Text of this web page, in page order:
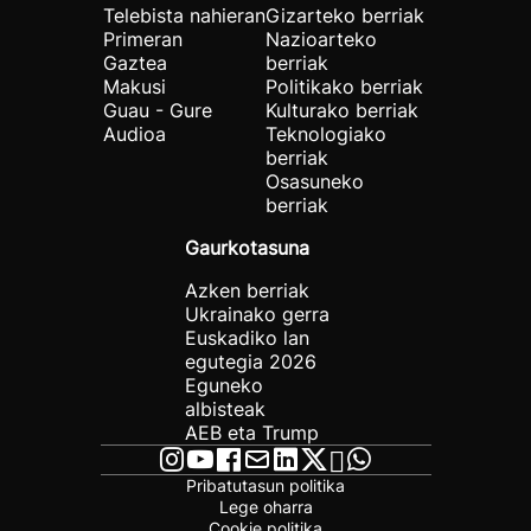
Telebista nahieran
Primeran
Gaztea
Makusi
Guau - Gure
Audioa
Gizarteko berriak
Nazioarteko
berriak
Politikako berriak
Kulturako berriak
Teknologiako
berriak
Osasuneko
berriak
Gaurkotasuna
Azken berriak
Ukrainako gerra
Euskadiko lan
egutegia 2026
Eguneko
albisteak
AEB eta Trump
Pribatutasun politika
Lege oharra